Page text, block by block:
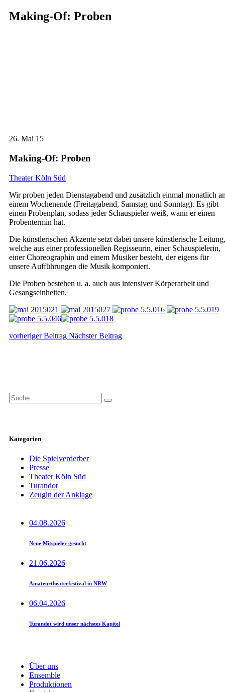
Making-Of: Proben
26. Mai 15
Making-Of: Proben
Theater Köln Süd
Wir proben jeden Dienstagabend und zusätzlich einmal monatlich
einem Wochenende (Freitagabend, Samstag und Sonntag). Es gibt
einen Probenplan, sodass jeder Schauspieler weiß, wann er einen
Probentermin hat.
Die künstlerischen Akzente setzt dabei unsere künstlerische Leitung,
welche aus einer professionellen Regisseurin, einer Schauspielerin,
einer Choreographin und einem Musiker besteht, der eigens für
unsere Aufführungen die Musik komponiert.
Die Proben bestehen u. a. auch aus intensiver Körperarbeit und
Gesangseinheiten.
vorheriger Beitrag Nächster Beitrag
Search
for:
Kategorien
Die Spielverderber
Presse
Theater Köln Süd
Turandot
Zeugin der Anklage
04.08.2026
Neue Mitspieler gesucht
21.06.2026
Amateurtheaterfestival in NRW
06.04.2026
Turandot wird unser nächstes Kapitel
Über uns
Ensemble
Produktionen